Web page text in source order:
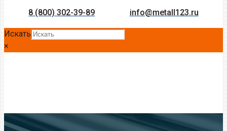
8 (800) 302-39-89 info@metall123.ru
Искать
×